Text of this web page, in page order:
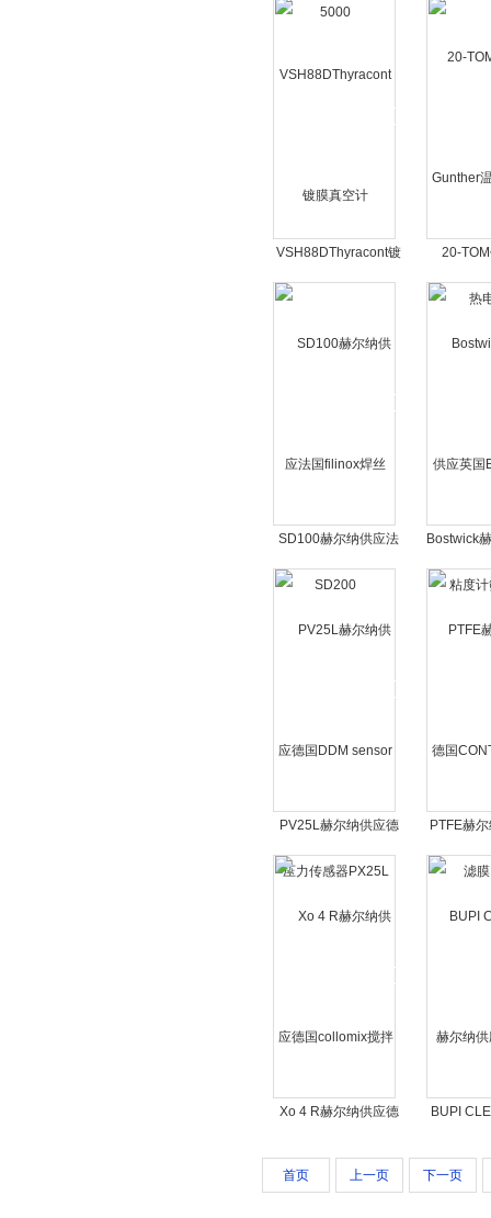
VSH88DThyracont镀
膜真空计
20-
Gunther
SD100赫尔纳供应法
国filinox焊丝SD200
Bostwick
国
PV25L赫尔纳供应德
国DDM sensor压力传
感器PX25L
PTFE赫
Xo 4 R赫尔纳供应德
BUPI
首页 上一页 下一页